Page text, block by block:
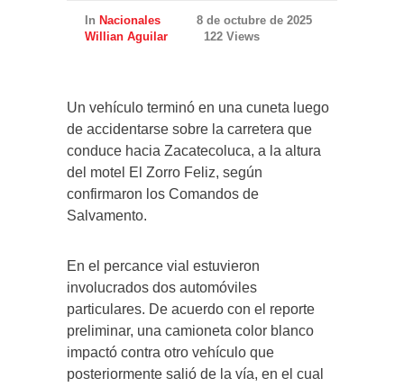
In Nacionales
8 de octubre de 2025
Willian Aguilar
122 Views
Un vehículo terminó en una cuneta luego
de accidentarse sobre la carretera que
conduce hacia Zacatecoluca, a la altura
del motel El Zorro Feliz, según
confirmaron los Comandos de
Salvamento.
En el percance vial estuvieron
involucrados dos automóviles
particulares. De acuerdo con el reporte
preliminar, una camioneta color blanco
impactó contra otro vehículo que
posteriormente salió de la vía, en el cual